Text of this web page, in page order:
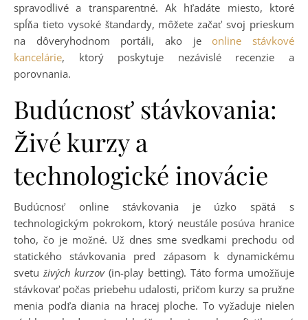
spravodlivé a transparentné. Ak hľadáte miesto, ktoré
spĺňa tieto vysoké štandardy, môžete začať svoj prieskum
na dôveryhodnom portáli, ako je online stávkové
kancelárie, ktorý poskytuje nezávislé recenzie a
porovnania.
Budúcnosť stávkovania:
Živé kurzy a
technologické inovácie
Budúcnosť online stávkovania je úzko spätá s
technologickým pokrokom, ktorý neustále posúva hranice
toho, čo je možné. Už dnes sme svedkami prechodu od
statického stávkovania pred zápasom k dynamickému
svetu živých kurzov(in-play betting). Táto forma umožňuje
stávkovať počas priebehu udalosti, pričom kurzy sa pružne
menia podľa diania na hracej ploche. To vyžaduje nielen